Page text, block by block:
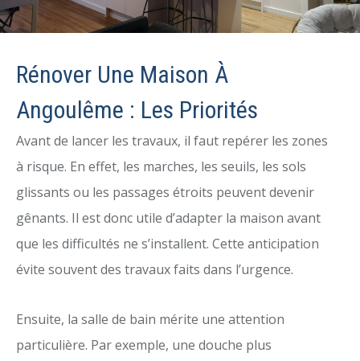
Rénover Une Maison À
Angoulême : Les Priorités
Avant de lancer les travaux, il faut repérer les zones
à risque. En effet, les marches, les seuils, les sols
glissants ou les passages étroits peuvent devenir
gênants. Il est donc utile d’adapter la maison avant
que les difficultés ne s’installent. Cette anticipation
évite souvent des travaux faits dans l’urgence.
Ensuite, la salle de bain mérite une attention
particulière. Par exemple, une douche plus